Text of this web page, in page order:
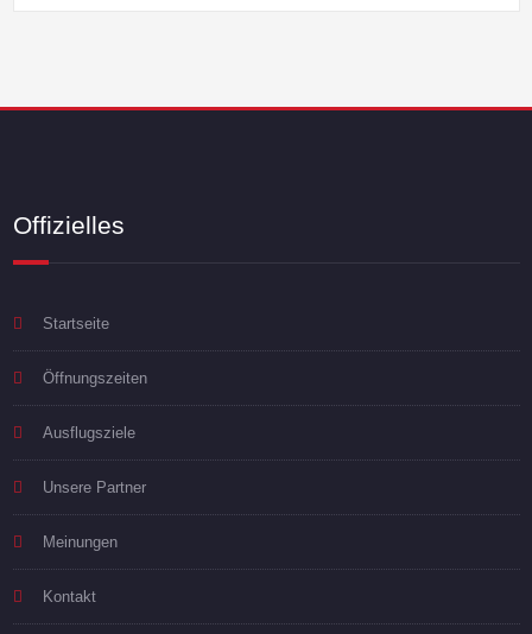
Offizielles
Startseite
Öffnungszeiten
Ausflugsziele
Unsere Partner
Meinungen
Kontakt